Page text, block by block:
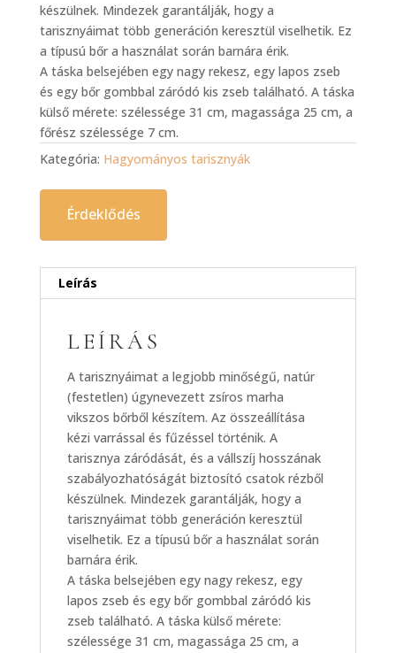
készülnek. Mindezek garantálják, hogy a
tarisznyáimat több generáción keresztül viselhetik. Ez
a típusú bőr a használat során barnára érik.
A táska belsejében egy nagy rekesz, egy lapos zseb
és egy bőr gombbal záródó kis zseb található. A táska
külső mérete: szélessége 31 cm, magassága 25 cm, a
főrész szélessége 7 cm.
Kategória: Hagyományos tarisznyák
Érdeklődés
Leírás
LEÍRÁS
A tarisznyáimat a legjobb minőségű, natúr
(festetlen) úgynevezett zsíros marha
vikszos bőrből készítem. Az összeállítása
kézi varrással és fűzéssel történik. A
tarisznya záródását, és a vállszíj hosszának
szabályozhatóságát biztosító csatok rézből
készülnek. Mindezek garantálják, hogy a
tarisznyáimat több generáción keresztül
viselhetik. Ez a típusú bőr a használat során
barnára érik.
A táska belsejében egy nagy rekesz, egy
lapos zseb és egy bőr gombbal záródó kis
zseb található. A táska külső mérete:
szélessége 31 cm, magassága 25 cm, a